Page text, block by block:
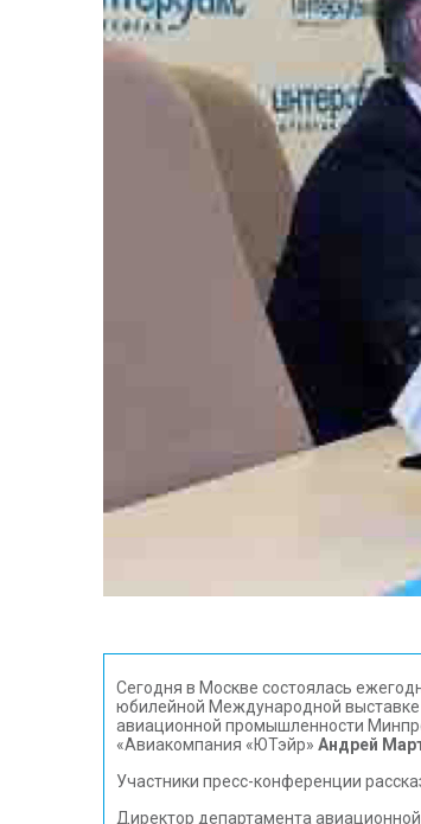
Сегодня в Москве состоялась
юбилейной Международной выставке
авиационной промышленности
«Авиакомпания «ЮТэйр» Андрей
Участники пресс-конференции
Директор департамента